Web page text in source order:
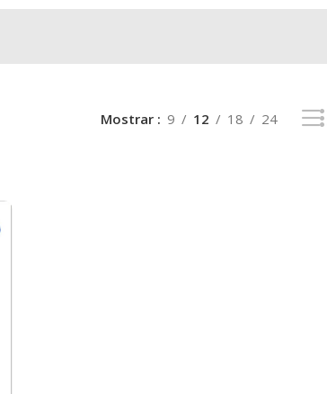
Mostrar 9 12 18 24